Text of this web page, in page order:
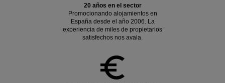
20 años en el sector
Promocionando alojamientos en
España desde el año 2006. La
experiencia de miles de propietarios
satisfechos nos avala.